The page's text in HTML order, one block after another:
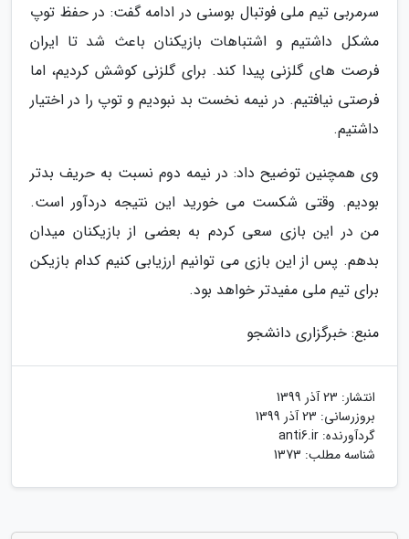
سرمربی تیم ملی فوتبال بوسنی در ادامه گفت: در حفظ توپ
مشکل داشتیم و اشتباهات بازیکنان باعث شد تا ایران
فرصت های گلزنی پیدا کند. برای گلزنی کوشش کردیم، اما
فرصتی نیافتیم. در نیمه نخست بد نبودیم و توپ را در اختیار
داشتیم.
وی همچنین توضیح داد: در نیمه دوم نسبت به حریف بدتر
بودیم. وقتی شکست می خورید این نتیجه دردآور است.
من در این بازی سعی کردم به بعضی از بازیکنان میدان
بدهم. پس از این بازی می توانیم ارزیابی کنیم کدام بازیکن
برای تیم ملی مفیدتر خواهد بود.
منبع: خبرگزاری دانشجو
انتشار: 23 آذر 1399
بروزرسانی: 23 آذر 1399
گردآورنده: anti6.ir
شناسه مطلب: 1373